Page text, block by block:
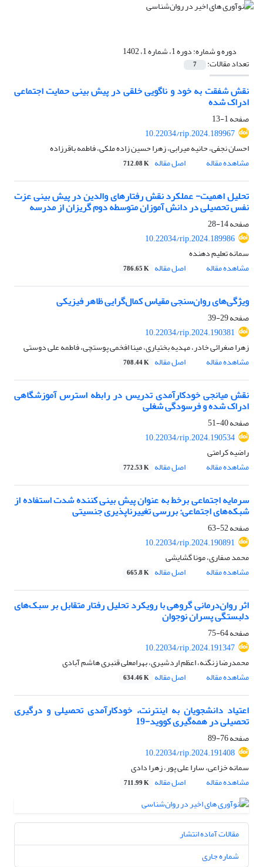
دوره و شماره:دوره 1، شماره 1، 1402
تعداد مقالات: 7
نقش شفقت به خود و ناگویی خلقی در پیش بینی حمایت اجتماعی
ادراک شده
صفحه1-13
10.22034/rip.2024.189967
احسان نجفی، حانیه میرابی، زهرا حسین زاده ملکی، فاطمه باقرزاده
مشاهده مقاله
اصل مقاله 712.08 K
تحلیل اهمیت- عملکرد نقش رفتارهای والدین در پیش بینی عزت
نفس تحصیلی در دانش آموزان متوسطه دوم گریزان از مدرسه
صفحه14-28
10.22034/rip.2024.189986
سمانه تعلیم دهنده
مشاهده مقاله
اصل مقاله 786.65 K
ویژگی‌های روان‌سنجی مقیاس کمال‌گرایی ظاهر فیزیکی
صفحه29-39
10.22034/rip.2024.190381
زهرا صغرائی خادر، مهدیه بختیاری، مینا افخمی‌ پوستچی، فاطمه علی دوستی
مشاهده مقاله
اصل مقاله 708.44 K
نقش میانجی خودکارآمدی تدریس در رابطه استرس آموزشگاهی
ادراک شده و فرسودگی شغلی
صفحه40-51
10.22034/rip.2024.190534
راضیه کرامتی
مشاهده مقاله
اصل مقاله 772.53 K
سرمایه اجتماعی برخط به عنوان پیش بینی کننده شدت استفاده از
شبکه‌های اجتماعی: بررسی تغییرناپذیری جنسیتی
صفحه52-63
10.22034/rip.2024.190891
محمد صفاری، مونا گشایشی
مشاهده مقاله
اصل مقاله 665.8 K
اثر روان‌درمانی گروهی با رویکرد تحلیل رفتار متقابل بر سبک‌های
دلبستگی پسران نوجوان
صفحه64-75
10.22034/rip.2024.191347
محمدرضا زنگنه، اعظم اردشیری، بهرامعلی قنبری هاشم آبادی
مشاهده مقاله
اصل مقاله 634.46 K
اعتیاد دانشجویان به اینترنت، خودکارآمدی تحصیلی و درگیری
تحصیلی در همه‌گیری کووید-19
صفحه76-89
10.22034/rip.2024.191408
سمانه خزاعی، سارا علی پور، زهرا دادی
مشاهده مقاله
اصل مقاله 711.99 K
مقالات آماده انتشار
شماره جاری